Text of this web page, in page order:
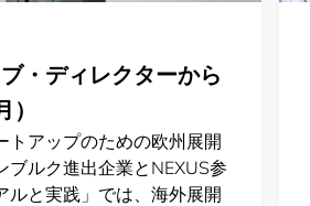
・ディレクターから
トアップのための欧州展開
ルク進出企業とNEXUS参
ルと実践」では、海外展開